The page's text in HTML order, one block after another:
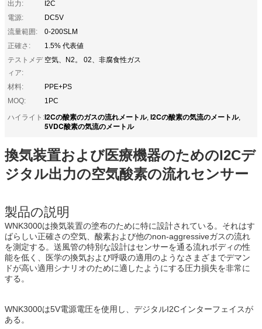
出力:
I2C
電源:
DC5V
流量範囲:
0-200SLM
正確さ:
1.5% 代表値
テストメデ
ィア:
空気、N2。 02、非腐食性ガス
材料:
PPE+PS
MOQ:
1PC
ハイライト:I2Cの酸素のガスの流れメートル, I2Cの酸素の気流のメートル,
5VDC酸素の気流のメートル
換気装置および医療機器のためのI2Cデ
ジタル出力の空気酸素の流れセンサー
製品の説明
WNK3000は換気装置の塗布のために特に設計されている。それはす
ばらしい正確さの空気、酸素および他のnon-aggressiveガスの流れ
を測定する。送風管の特別な設計はセンサーを通る流れボディの性
能を低く、医学の換気および呼吸の適用のようなさまざまでデマン
ドが高い適用シナリオのために適したようにする圧力損失を非常に
する。
WNK3000は5V電源電圧を使用し、デジタルI2Cインターフェイスが
ある。